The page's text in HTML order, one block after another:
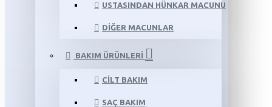
USTASINDAN HÜNKAR MACUNU
DIĞER MACUNLAR
BAKIM ÜRÜNLERI
CILT BAKIM
SAÇ BAKIM